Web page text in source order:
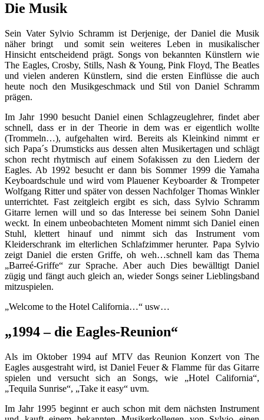
Die Musik
Sein Vater Sylvio Schramm ist Derjenige, der Daniel die Musik
näher bringt und somit sein weiteres Leben in musikalischer
Hinsicht entscheidend prägt. Songs von bekannten Künstlern wie
The Eagles, Crosby, Stills, Nash & Young, Pink Floyd, The Beatles
und vielen anderen Künstlern, sind die ersten Einflüsse die auch
heute noch den Musikgeschmack und Stil von Daniel Schramm
prägen.
Im Jahr 1990 besucht Daniel einen Schlagzeuglehrer, findet aber
schnell, dass er in der Theorie in dem was er eigentlich wollte
(Trommeln…), aufgehalten wird. Bereits als Kleinkind nimmt er
sich Papa´s Drumsticks aus dessen alten Musikertagen und schlägt
schon recht rhytmisch auf einem Sofakissen zu den Liedern der
Eagles. Ab 1992 besucht er dann bis Sommer 1999 die Yamaha
Keyboardschule und wird vom Plauener Keyboarder & Trompeter
Wolfgang Ritter und später von dessen Nachfolger Thomas Winkler
unterrichtet. Fast zeitgleich ergibt es sich, dass Sylvio Schramm
Gitarre lernen will und so das Interesse bei seinem Sohn Daniel
weckt. In einem unbeobachteten Moment nimmt sich Daniel einen
Stuhl, klettert hinauf und nimmt sich das Instrument vom
Kleiderschrank im elterlichen Schlafzimmer herunter. Papa Sylvio
zeigt Daniel die ersten Griffe, oh weh…schnell kam das Thema
„Barreé-Griffe“ zur Sprache. Aber auch Dies bewälltigt Daniel
zügig und fängt auch gleich an, wieder Songs seiner Lieblingsband
mitzuspielen.
„Welcome to the Hotel California…“ usw…
„1994 – die Eagles-Reunion“
Als im Oktober 1994 auf MTV das Reunion Konzert von The
Eagles ausgestraht wird, ist Daniel Feuer & Flamme für das Gitarre
spielen und versucht sich an Songs, wie „Hotel California“,
„Tequila Sunrise“, „Take it easy“ uvm.
Im Jahr 1995 beginnt er auch schon mit dem nächsten Instrument